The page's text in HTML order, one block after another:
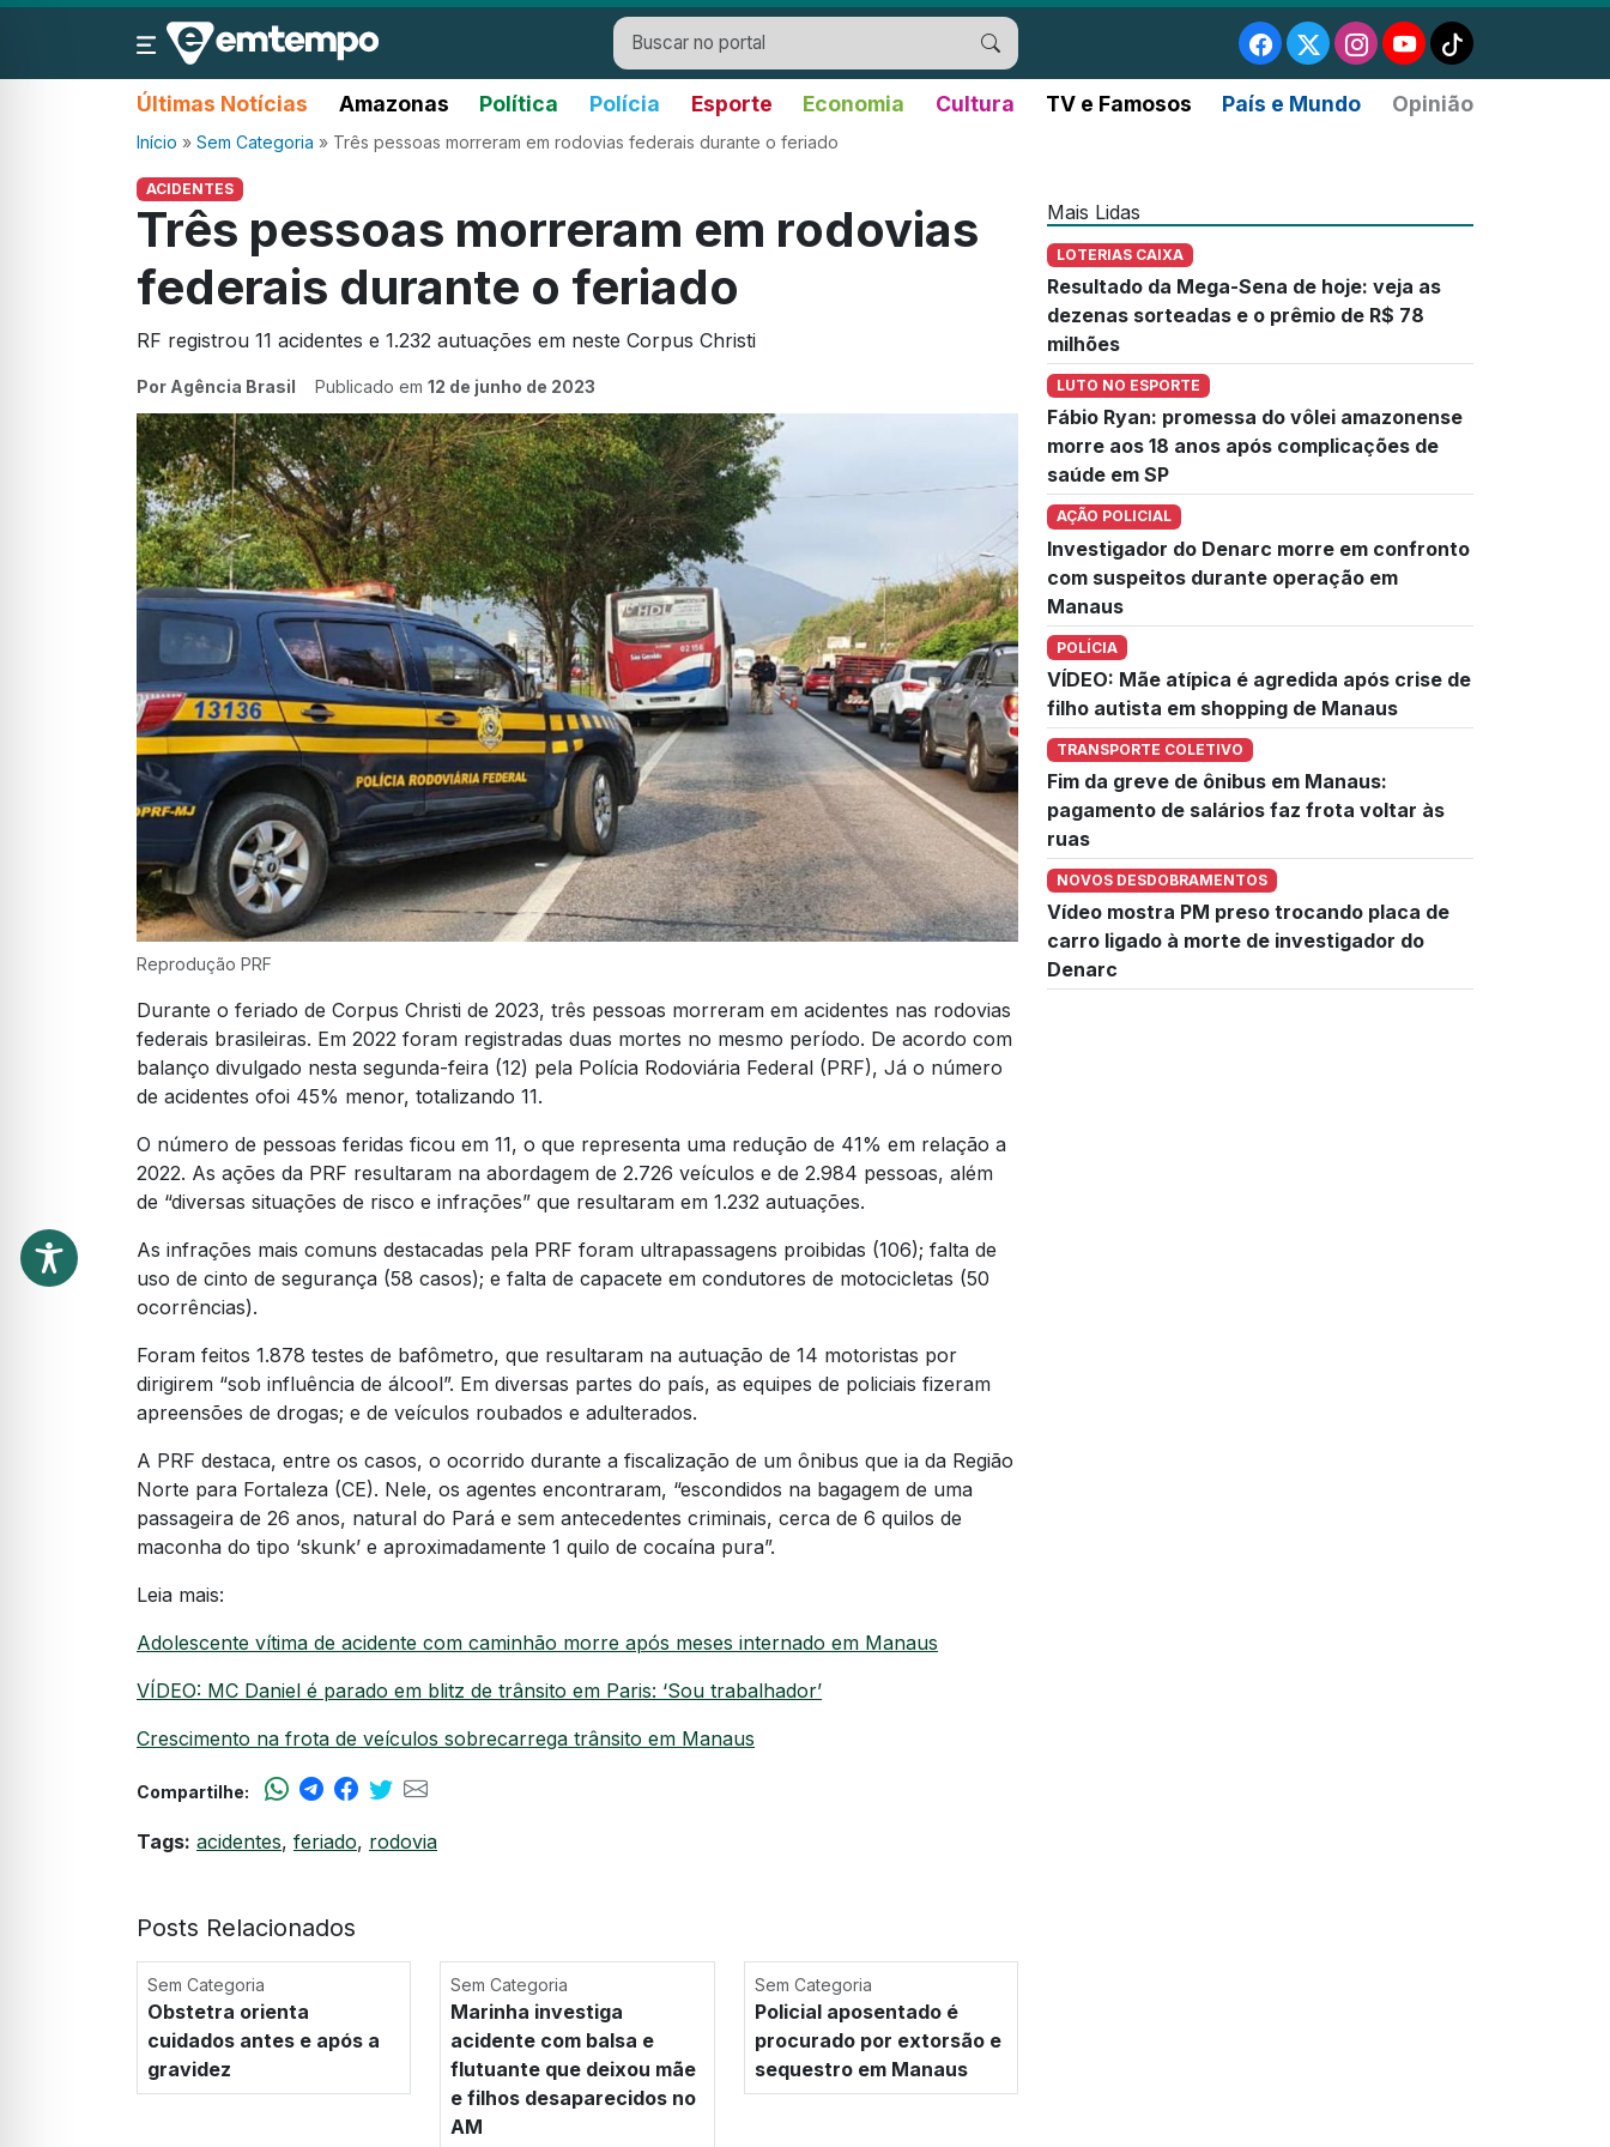
Últimas Notícias Amazonas Política Polícia Esporte Economia Cultura TV e Famosos País e Mundo Opinião
Início » Sem Categoria » Três pessoas morreram em rodovias federais durante o feriado
ACIDENTES
Três pessoas morreram em rodovias
federais durante o feriado
RF registrou 11 acidentes e 1.232 autuações em neste Corpus Christi
Por Agência Brasil Publicado em 12 de junho de 2023
Reprodução PRF
Durante o feriado de Corpus Christi de 2023, três pessoas morreram em acidentes nas rodovias
federais brasileiras. Em 2022 foram registradas duas mortes no mesmo período. De acordo com
balanço divulgado nesta segunda-feira (12) pela Polícia Rodoviária Federal (PRF), Já o número
de acidentes ofoi 45% menor, totalizando 11.
O número de pessoas feridas ficou em 11, o que representa uma redução de 41% em relação a
2022. As ações da PRF resultaram na abordagem de 2.726 veículos e de 2.984 pessoas, além
de “diversas situações de risco e infrações” que resultaram em 1.232 autuações.
As infrações mais comuns destacadas pela PRF foram ultrapassagens proibidas (106); falta de
uso de cinto de segurança (58 casos); e falta de capacete em condutores de motocicletas (50
ocorrências).
Foram feitos 1.878 testes de bafômetro, que resultaram na autuação de 14 motoristas por
dirigirem “sob influência de álcool”. Em diversas partes do país, as equipes de policiais fizeram
apreensões de drogas; e de veículos roubados e adulterados.
A PRF destaca, entre os casos, o ocorrido durante a fiscalização de um ônibus que ia da Região
Norte para Fortaleza (CE). Nele, os agentes encontraram, “escondidos na bagagem de uma
passageira de 26 anos, natural do Pará e sem antecedentes criminais, cerca de 6 quilos de
maconha do tipo ‘skunk’ e aproximadamente 1 quilo de cocaína pura”.
Leia mais:
Adolescente vítima de acidente com caminhão morre após meses internado em Manaus
VÍDEO: MC Daniel é parado em blitz de trânsito em Paris: ‘Sou trabalhador’
Crescimento na frota de veículos sobrecarrega trânsito em Manaus
Compartilhe:
Tags: acidentes, feriado, rodovia
Posts Relacionados
Sem Categoria
Obstetra orienta
cuidados antes e após a
gravidez
Sem Categoria
Marinha investiga
acidente com balsa e
flutuante que deixou mãe
e filhos desaparecidos no
AM
Sem Categoria
Policial aposentado é
procurado por extorsão e
sequestro em Manaus
Mais Lidas
LOTERIAS CAIXA
Resultado da Mega-Sena de hoje: veja as
dezenas sorteadas e o prêmio de R$ 78
milhões
LUTO NO ESPORTE
Fábio Ryan: promessa do vôlei amazonense
morre aos 18 anos após complicações de
saúde em SP
AÇÃO POLICIAL
Investigador do Denarc morre em confronto
com suspeitos durante operação em
Manaus
POLÍCIA
VÍDEO: Mãe atípica é agredida após crise de
filho autista em shopping de Manaus
TRANSPORTE COLETIVO
Fim da greve de ônibus em Manaus:
pagamento de salários faz frota voltar às
ruas
NOVOS DESDOBRAMENTOS
Vídeo mostra PM preso trocando placa de
carro ligado à morte de investigador do
Denarc